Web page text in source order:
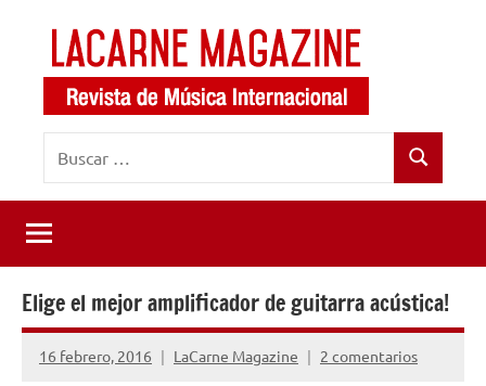
contenido
LaCarne
Magazine
de
música
internacional
Buscar
Elige el mejor amplificador de guitarra acústica!
16 febrero, 2016 LaCarne Magazine 2 comentarios